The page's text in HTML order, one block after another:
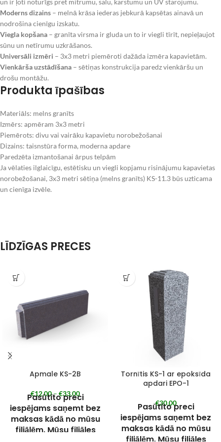
un ir ļoti noturīgs pret mitrumu, salu, karstumu un UV starojumu.
Moderns dizains – melnā krāsa iederas jebkurā kapsētas ainavā un
nodrošina cienīgu izskatu.
Viegla kopšana – granīta virsma ir gluda un to ir viegli tīrīt, nepieļaujot
sūnu un netīrumu uzkrāšanos.
Universāli izmēri – 3x3 metri piemēroti dažāda izmēra kapavietām.
Vienkārša uzstādīšana – sētiņas konstrukcija paredz vienkāršu un
drošu montāžu.
Produkta īpašības
Materiāls: melns granīts
Izmērs: apmēram 3x3 metri
Piemērots: divu vai vairāku kapavietu norobežošanai
Dizains: taisnstūra forma, moderna apdare
Paredzēta izmantošanai ārpus telpām
Ja vēlaties ilglaicīgu, estētisku un viegli kopjamu risinājumu kapavietas
norobežošanai, 3x3 metri sētiņa (melns granīts) KS-11.3 būs uzticama
un cienīga izvēle.
LĪDZĪGAS PRECES
Apmale KS-2B
€12,00– €33,00
Pasūtīto preci
iespējams saņemt bez
maksas kādā no mūsu
filiālēm. Mūsu filiāles
Tornītis KS-1 ar epoksīda
apdari EPO-1
€30,00
Pasūtīto preci
iespējams saņemt bez
maksas kādā no mūsu
filiālēm. Mūsu filiāles